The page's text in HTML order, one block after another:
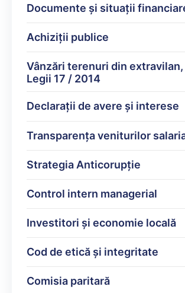
Documente şi situaţii
Achiziții publice
Vânzări terenuri din extravilan,
Legii 17 / 2014
Declarații de avere şi interese
Transparența veniturilor
Strategia Anticorupție
Control intern managerial
Investitori și economie locală
Cod de etică și integritate
Comisia paritară